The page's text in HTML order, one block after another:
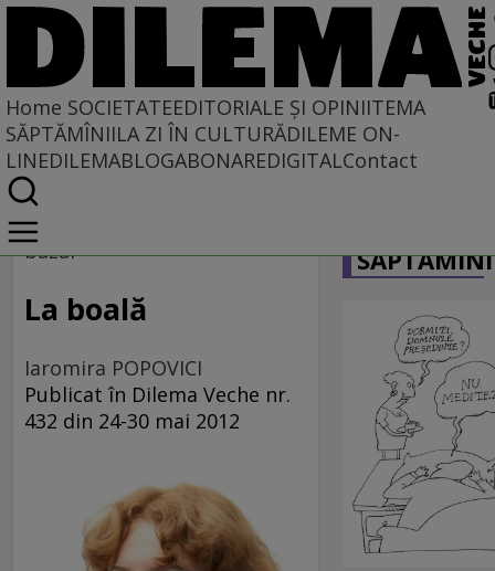
Home SOCIETATEEDITORIALE ȘI OPINIITEMA
SĂPTĂMÎNIILA ZI ÎN CULTURĂDILEME ON-
LINEDILEMABLOGABONAREDIGITALContact
Home
Societate
bazar
La boală
Iaromira POPOVICI
Publicat în Dilema Veche nr.
432 din 24-30 mai 2012